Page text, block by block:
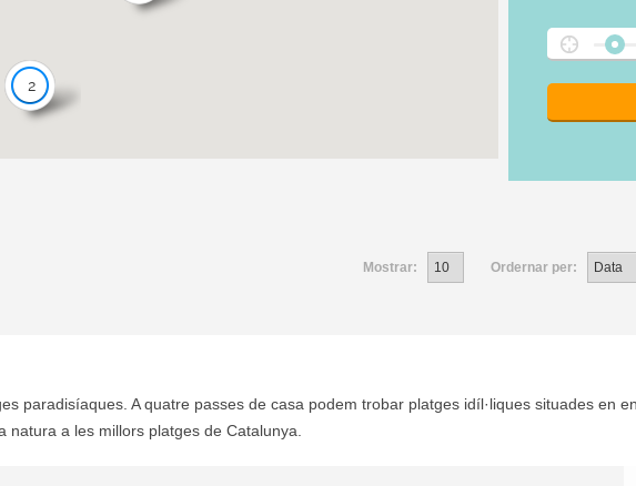
2
Mostrar: Ordernar per:
paradisíaques. A quatre passes de casa podem trobar platges idíl·liques situades en
a les millors platges de Catalunya.